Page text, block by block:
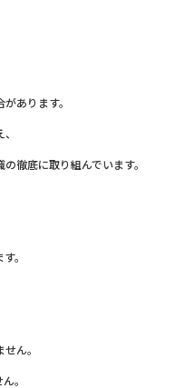
あります。
徹底に取り組んでいます。
。
ん。
。